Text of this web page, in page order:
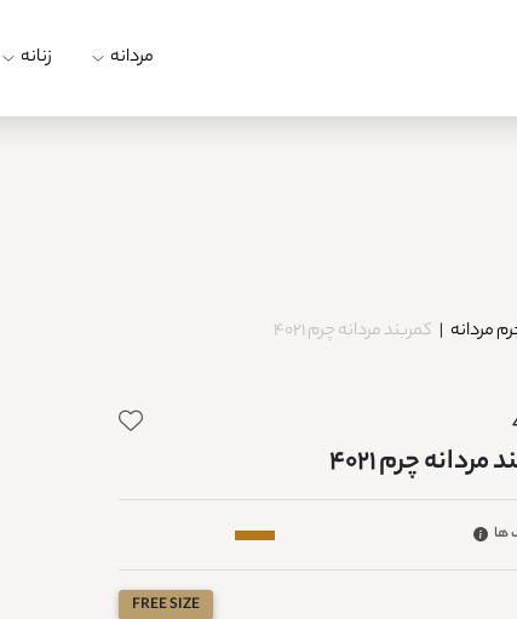
مردانه زنانه
مردانه | کمربند مردانه چرم 4021
مردانه چرم 4021
ها
FREE SIZE